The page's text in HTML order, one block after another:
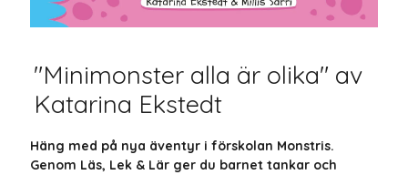
"Minimonster alla är olika" av
Katarina Ekstedt
Häng med på nya äventyr i förskolan Monstris.
Genom Läs, Lek & Lär ger du barnet tankar och